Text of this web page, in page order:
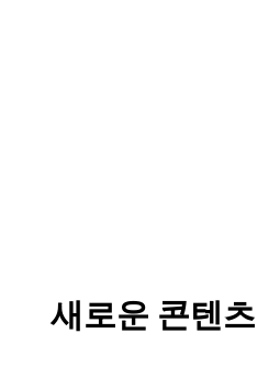
새로운 콘텐츠